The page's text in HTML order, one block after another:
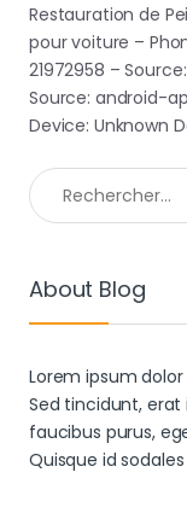
Restauration de
pour voiture –
21972958 –
Source: android-
Device: Unknown
Rechercher :
About Blog
Lorem ipsum
Sed tincidunt,
faucibus purus,
Quisque id